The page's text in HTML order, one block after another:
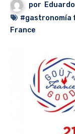
por
#gastronomía
France